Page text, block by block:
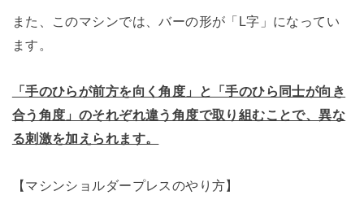
また、このマシンでは、バーの形が「L字」になってい
ます。
「手のひらが前方を向く角度」と「手のひら同士が向き
合う角度」のそれぞれ違う角度で取り組むことで、異な
る刺激を加えられます。
【マシンショルダープレスのやり方】